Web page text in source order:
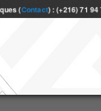
(Contact) : (+216) 71